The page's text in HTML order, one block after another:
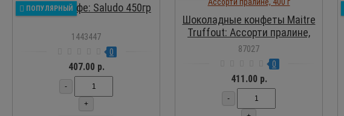
ПОПУЛЯРНЫЙ
Молотый кофе: Saludo 450гр
1443447
0
407.00 р.
-
+
Шоколадные конфеты Maitre
Truffout: Ассорти пралине,
400 г
87027
0
411.00 р.
-